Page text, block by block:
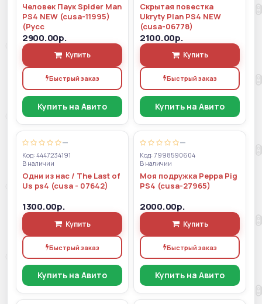
Человек Паук Spider Man
PS4 NEW (cusa-11995)
(Русс
2900.00р.
Купить
Быстрый заказ
Купить на Авито
Скрытая повестка
Ukryty Plan PS4 NEW
(cusa-06778)
2100.00р.
Купить
Быстрый заказ
Купить на Авито
—
Код: 4447234191
В наличии
Одни из нас / The Last of
Us ps4 (cusa - 07642)
1300.00р.
Купить
Быстрый заказ
Купить на Авито
—
Код: 7998590604
В наличии
Моя подружка Peppa Pig
PS4 (cusa-27965)
2000.00р.
Купить
Быстрый заказ
Купить на Авито